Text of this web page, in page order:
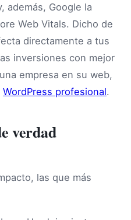
además, Google la
Web Vitals. Dicho de
directamente a tus
inversiones con mejor
empresa en su web,
WordPress profesional.
verdad
las que más